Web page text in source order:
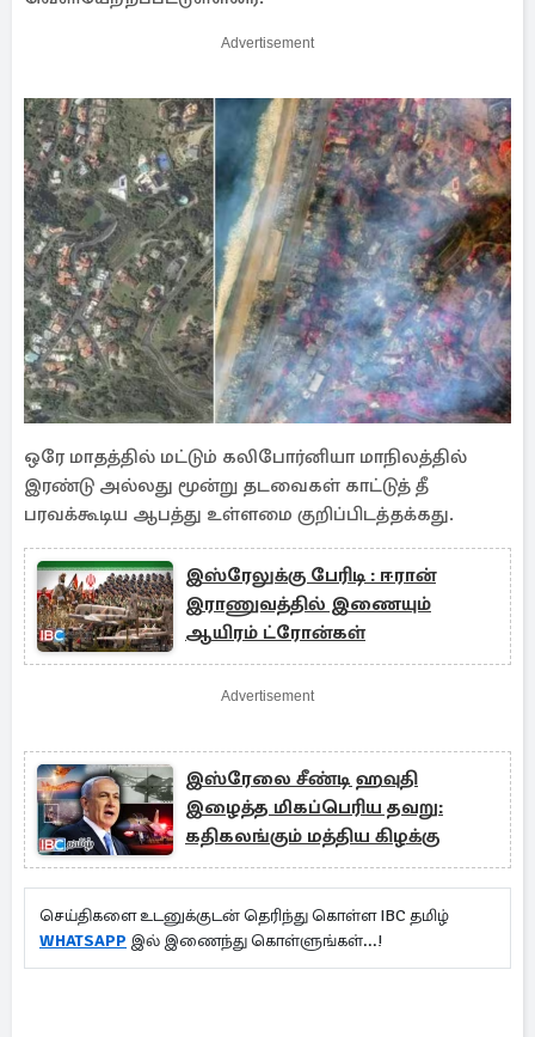
Advertisement
ஒரே மாதத்தில் மட்டும் கலிபோர்னியா மாநிலத்தில்
இரண்டு அல்லது மூன்று தடவைகள் காட்டுத் தீ
பரவக்கூடிய ஆபத்து உள்ளமை குறிப்பிடத்தக்கது.
இஸ்ரேலுக்கு பேரிடி : ஈரான்
இராணுவத்தில் இணையும்
ஆயிரம் ட்ரோன்கள்
Advertisement
இஸ்ரேலை சீண்டி ஹவுதி
இழைத்த மிகப்பெரிய தவறு:
கதிகலங்கும் மத்திய கிழக்கு
செய்திகளை உடனுக்குடன் தெரிந்து கொள்ள IBC தமிழ்
WHATSAPP இல் இணைந்து கொள்ளுங்கள்...!